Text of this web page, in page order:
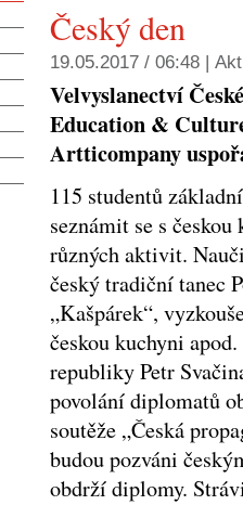
Český den
19.05.2017 / 06:48 |
Velvyslanectví
Education &
Artticompany
115 studentů
seznámit se s
různých aktivit.
český tradiční tanec
„Kašpárek“,
českou kuchyni
republiky Petr
povolání diplomatů
soutěže „Česká
budou pozváni
obdrží diplomy.